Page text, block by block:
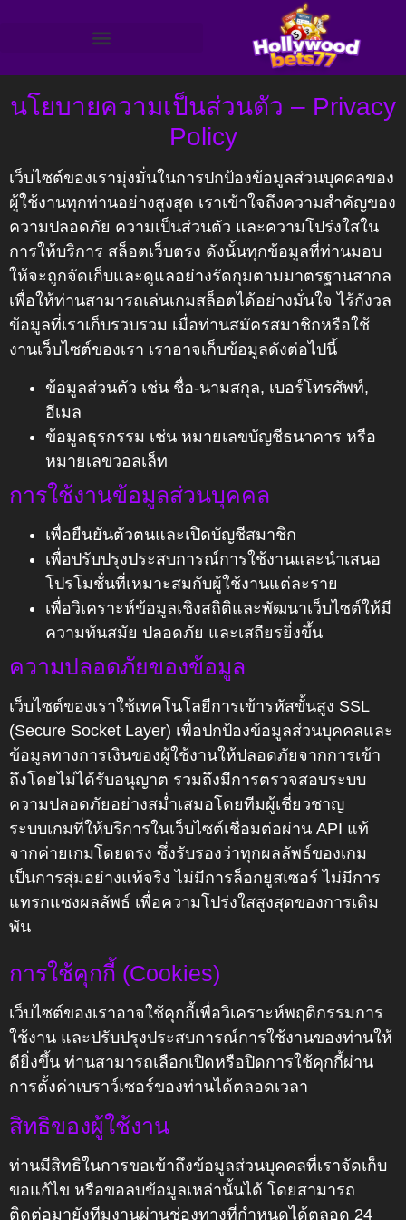
นโยบายความเป็นส่วนตัว – Privacy
Policy
เว็บไซต์ของเรามุ่งมั่นในการปกป้องข้อมูลส่วนบุคคลของ
ผู้ใช้งานทุกท่านอย่างสูงสุด เราเข้าใจถึงความสำคัญของ
ความปลอดภัย ความเป็นส่วนตัว และความโปร่งใสใน
การให้บริการ สล็อตเว็บตรง ดังนั้นทุกข้อมูลที่ท่านมอบ
ให้จะถูกจัดเก็บและดูแลอย่างรัดกุมตามมาตรฐานสากล
เพื่อให้ท่านสามารถเล่นเกมสล็อตได้อย่างมั่นใจ ไร้กังวล
ข้อมูลที่เราเก็บรวบรวม เมื่อท่านสมัครสมาชิกหรือใช้
งานเว็บไซต์ของเรา เราอาจเก็บข้อมูลดังต่อไปนี้
ข้อมูลส่วนตัว เช่น ชื่อ-นามสกุล, เบอร์โทรศัพท์,
อีเมล
ข้อมูลธุรกรรม เช่น หมายเลขบัญชีธนาคาร หรือ
หมายเลขวอลเล็ท
การใช้งานข้อมูลส่วนบุคคล
เพื่อยืนยันตัวตนและเปิดบัญชีสมาชิก
เพื่อปรับปรุงประสบการณ์การใช้งานและนำเสนอ
โปรโมชั่นที่เหมาะสมกับผู้ใช้งานแต่ละราย
เพื่อวิเคราะห์ข้อมูลเชิงสถิติและพัฒนาเว็บไซต์ให้มี
ความทันสมัย ปลอดภัย และเสถียรยิ่งขึ้น
ความปลอดภัยของข้อมูล
เว็บไซต์ของเราใช้เทคโนโลยีการเข้ารหัสขั้นสูง SSL
(Secure Socket Layer) เพื่อปกป้องข้อมูลส่วนบุคคลและ
ข้อมูลทางการเงินของผู้ใช้งานให้ปลอดภัยจากการเข้า
ถึงโดยไม่ได้รับอนุญาต รวมถึงมีการตรวจสอบระบบ
ความปลอดภัยอย่างสม่ำเสมอโดยทีมผู้เชี่ยวชาญ
ระบบเกมที่ให้บริการในเว็บไซต์เชื่อมต่อผ่าน API แท้
จากค่ายเกมโดยตรง ซึ่งรับรองว่าทุกผลลัพธ์ของเกม
เป็นการสุ่มอย่างแท้จริง ไม่มีการล็อกยูสเซอร์ ไม่มีการ
แทรกแซงผลลัพธ์ เพื่อความโปร่งใสสูงสุดของการเดิม
พัน
การใช้คุกกี้ (Cookies)
เว็บไซต์ของเราอาจใช้คุกกี้เพื่อวิเคราะห์พฤติกรรมการ
ใช้งาน และปรับปรุงประสบการณ์การใช้งานของท่านให้
ดียิ่งขึ้น ท่านสามารถเลือกเปิดหรือปิดการใช้คุกกี้ผ่าน
การตั้งค่าเบราว์เซอร์ของท่านได้ตลอดเวลา
สิทธิของผู้ใช้งาน
ท่านมีสิทธิในการขอเข้าถึงข้อมูลส่วนบุคคลที่เราจัดเก็บ
ขอแก้ไข หรือขอลบข้อมูลเหล่านั้นได้ โดยสามารถ
ติดต่อมายังทีมงานผ่านช่องทางที่กำหนดได้ตลอด 24